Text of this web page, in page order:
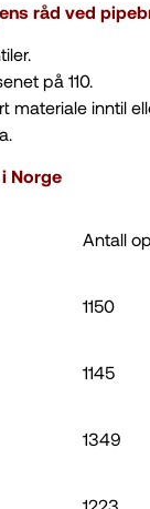
råd ved
på 110.
materiale inntil
Norge
Antall
1150
1145
1349